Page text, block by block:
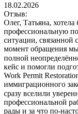
18.02.2026
Отзыв:
Олег, Татьяна,
профессиональную
ситуации, связанной
момент обращения мы
полной
кейс и помогли
Work Permit
иммиграционного
сразу вселили
профессиональной
рады и за что по-